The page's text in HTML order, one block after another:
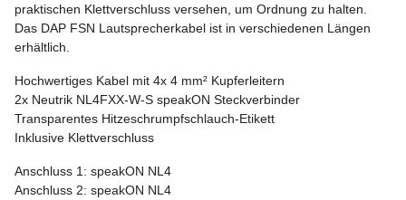
praktischen Klettverschluss versehen, um Ordnung zu halten.
Das DAP FSN Lautsprecherkabel ist in verschiedenen Längen
erhältlich.
Hochwertiges Kabel mit 4x 4 mm² Kupferleitern
2x Neutrik NL4FXX-W-S speakON Steckverbinder
Transparentes Hitzeschrumpfschlauch-Etikett
Inklusive Klettverschluss
Anschluss 1: speakON NL4
Anschluss 2: speakON NL4